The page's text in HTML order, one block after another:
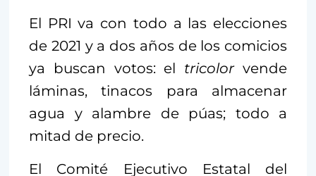
El PRI va con todo a las elecciones
de 2021 y a dos años de los comicios
ya buscan votos: el tricolorvende
láminas, tinacos para almacenar
agua y alambre de púas; todo a
mitad de precio.
El Comité Ejecutivo Estatal del